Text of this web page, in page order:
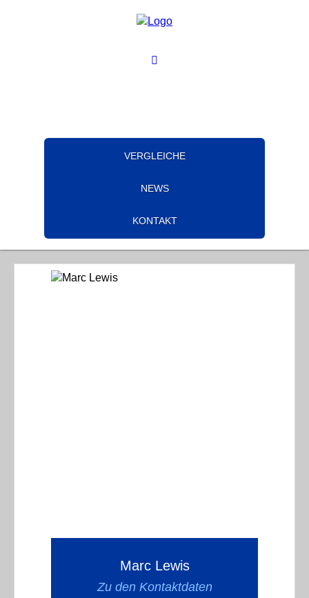
VERGLEICHE
NEWS
KONTAKT
Marc Lewis
Zu den Kontaktdaten